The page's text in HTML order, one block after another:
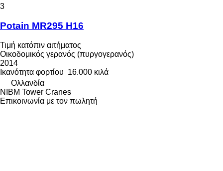
3
Potain MR295 H16
Τιμή κατόπιν αιτήματος
Οικοδομικός γερανός (πυργογερανός)
2014
Ικανότητα φορτίου 16.000 κιλά
Ολλανδία
NIBM Tower Cranes
Επικοινωνία με τον πωλητή